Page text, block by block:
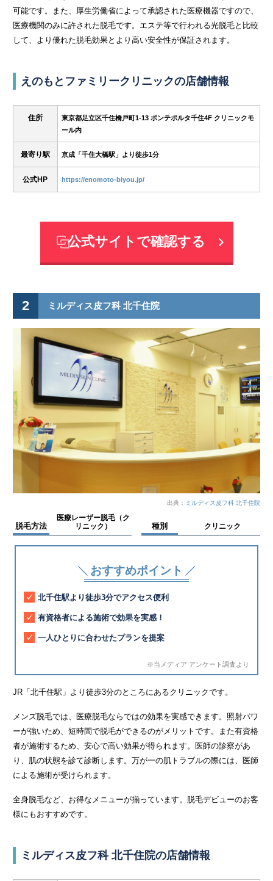
可能です。また、厚生労働省によって承認された医療機器ですので、
医療機関のみに許された脱毛です。エステ等で行われる光脱毛と比較
して、より優れた脱毛効果とより高い安全性が保証されます。
えのもとファミリークリニックの店舗情報
住所
東京都足立区千住橋戸町1-13 ポンテポルタ千住4F クリニックモ
ール内
最寄り駅 京成「千住大橋駅」より徒歩1分
公式HP https://enomoto-biyou.jp/
公式サイトで確認する
2 ミルディス皮フ科 北千住院
出典： ミルディス皮フ科 北千住院
脱毛方法
医療レーザー脱毛（ク
リニック）
種別 クリニック
おすすめポイント
北千住駅より徒歩3分でアクセス便利
有資格者による施術で効果を実感！
一人ひとりに合わせたプランを提案
※当メディア アンケート調査より
JR「北千住駅」より徒歩3分のところにあるクリニックです。
メンズ脱毛では、医療脱毛ならではの効果を実感できます。照射パワ
ーが強いため、短時間で脱毛ができるのがメリットです。また有資格
者が施術するため、安心で高い効果が得られます。医師の診察があ
り、肌の状態を診て診断します。万が一の肌トラブルの際には、医師
による施術が受けられます。
全身脱毛など、お得なメニューが揃っています。脱毛デビューのお客
様にもおすすめです。
ミルディス皮フ科 北千住院の店舗情報